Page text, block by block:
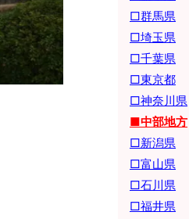
□群馬県
□埼玉県
□千葉県
□東京都
□神奈川県
■中部地方
□新潟県
□富山県
□石川県
□福井県